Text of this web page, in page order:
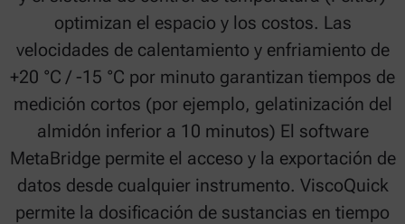
optimizan el espacio y los costos. Las
velocidades de calentamiento y enfriamiento de
+20 °C / -15 °C por minuto garantizan tiempos de
medición cortos (por ejemplo, gelatinización del
almidón inferior a 10 minutos) El software
MetaBridge permite el acceso y la exportación de
datos desde cualquier instrumento. ViscoQuick
permite la dosificación de sustancias en tiempo